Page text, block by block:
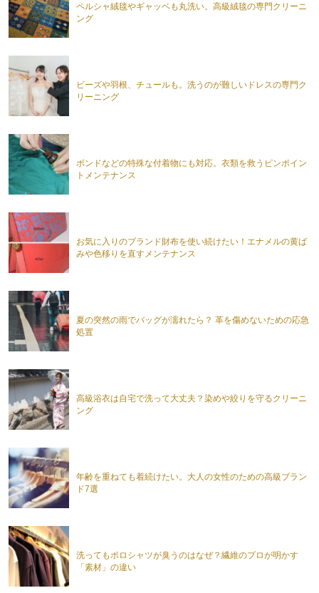
ペルシャ絨毯やギャッベも丸洗い。高級絨毯の専門クリーニ
ング
ビーズや羽根、チュールも。洗うのが難しいドレスの専門ク
リーニング
ボンドなどの特殊な付着物にも対応。衣類を救うピンポイン
トメンテナンス
お気に入りのブランド財布を使い続けたい！エナメルの黄ば
みや色移りを直すメンテナンス
夏の突然の雨でバッグが濡れたら？ 革を傷めないための応急
処置
高級浴衣は自宅で洗って大丈夫？染めや絞りを守るクリーニ
ング
年齢を重ねても着続けたい。大人の女性のための高級ブラン
ド7選
洗ってもポロシャツが臭うのはなぜ？繊維のプロが明かす
「素材」の違い